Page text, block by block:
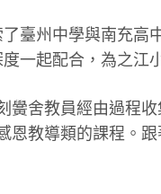
臺州中學與南充
一起配合，為之江
舍教員經由過程
教導類的課程。